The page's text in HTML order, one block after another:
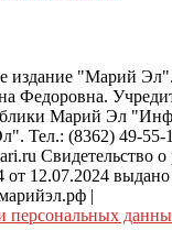
издание "Марий
Федоровна.
Марий Эл
Тел.: (8362) 49-55-
Свидетельство
12.07.2024 выдано
|
персональных